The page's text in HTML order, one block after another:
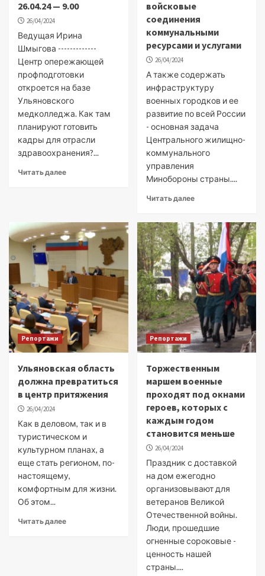
26.04.24 — 9.00
26/04/2024
Ведущая Ирина
Шмыгова -------------
Центр опережающей
профподготовки
откроется на базе
Ульяновского
медколледжа. Как там
планируют готовить
кадры для отрасли
здравоохранения?...
Читать далее
войсковые
соединения
коммунальными
ресурсами и услугами
26/04/2024
А также содержать
инфраструктуру
военных городков и ее
развитие по всей России
- основная задача
Центрального жилищно-
коммунального
управления
Минобороны страны....
Читать далее
Репортажи
Ульяновская область
должна превратиться
в центр притяжения
26/04/2024
Как в деловом, так и в
туристическом и
культурном планах, а
еще стать регионом, по-
настоящему,
комфортным для жизни.
Об этом...
Читать далее
Репортажи
Торжественным
маршем военные
проходят под окнами
героев, которых с
каждым годом
становится меньше
26/04/2024
Праздник с доставкой
на дом ежегодно
организовывают для
ветеранов Великой
Отечественной войны.
Люди, прошедшие
огненные сороковые -
ценность нашей
страны....